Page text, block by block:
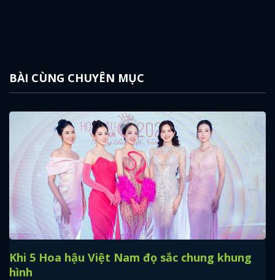
BÀI CÙNG CHUYÊN MỤC
Khi 5 Hoa hậu Việt Nam đọ sắc chung khung
hình